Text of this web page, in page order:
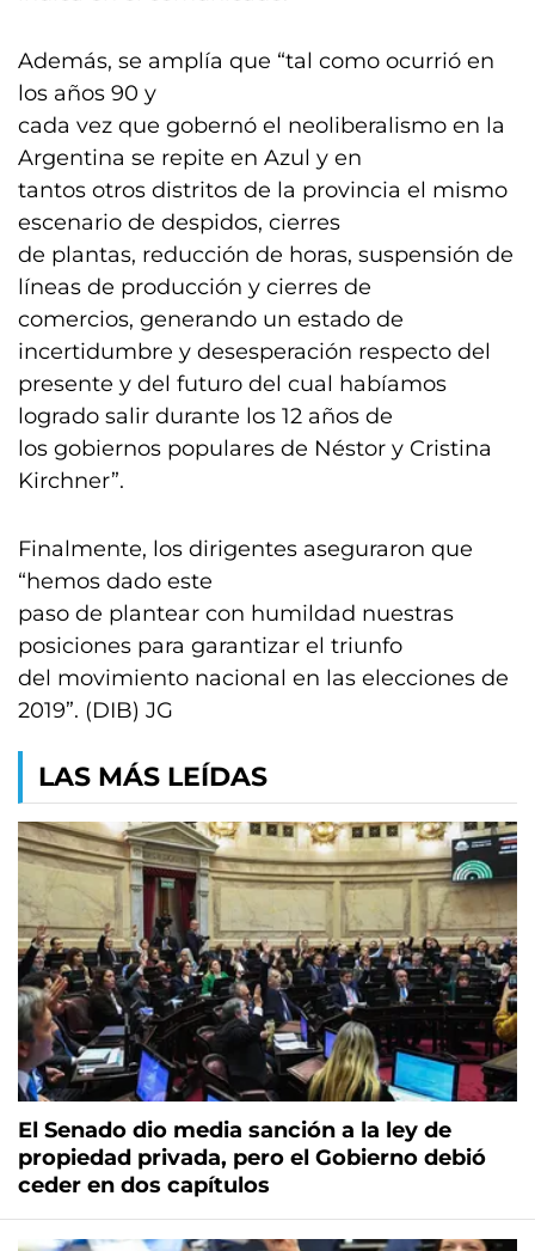
Además, se amplía que “tal como ocurrió en
los años 90 y
cada vez que gobernó el neoliberalismo en la
Argentina se repite en Azul y en
tantos otros distritos de la provincia el mismo
escenario de despidos, cierres
de plantas, reducción de horas, suspensión de
líneas de producción y cierres de
comercios, generando un estado de
incertidumbre y desesperación respecto del
presente y del futuro del cual habíamos
logrado salir durante los 12 años de
los gobiernos populares de Néstor y Cristina
Kirchner”.
Finalmente, los dirigentes aseguraron que
“hemos dado este
paso de plantear con humildad nuestras
posiciones para garantizar el triunfo
del movimiento nacional en las elecciones de
2019”. (DIB) JG
LAS MÁS LEÍDAS
El Senado dio media sanción a la ley de
propiedad privada, pero el Gobierno debió
ceder en dos capítulos